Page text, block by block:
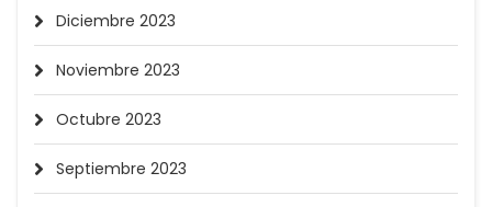
Diciembre 2023
Noviembre 2023
Octubre 2023
Septiembre 2023